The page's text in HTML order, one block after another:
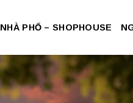
NHÀ PHỐ – SHOPHOUSE